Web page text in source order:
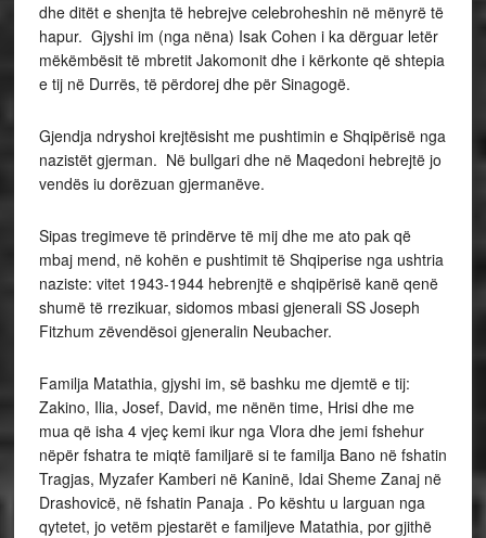
dhe ditët e shenjta të hebrejve celebroheshin në mënyrë të
hapur. Gjyshi im (nga nëna) Isak Cohen i ka dërguar letër
mëkëmbësit të mbretit Jakomonit dhe i kërkonte që shtepia
e tij në Durrës, të përdorej dhe për Sinagogë.
Gjendja ndryshoi krejtësisht me pushtimin e Shqipërisë nga
nazistët gjerman. Në bullgari dhe në Maqedoni hebrejtë jo
vendës iu dorëzuan gjermanëve.
Sipas tregimeve të prindërve të mij dhe me ato pak që
mbaj mend, në kohën e pushtimit të Shqiperise nga ushtria
naziste: vitet 1943-1944 hebrenjtë e shqipërisë kanë qenë
shumë të rrezikuar, sidomos mbasi gjenerali SS Joseph
Fitzhum zëvendësoi gjeneralin Neubacher.
Familja Matathia, gjyshi im, së bashku me djemtë e tij:
Zakino, Ilia, Josef, David, me nënën time, Hrisi dhe me
mua që isha 4 vjeç kemi ikur nga Vlora dhe jemi fshehur
nëpër fshatra te miqtë familjarë si te familja Bano në fshatin
Tragjas, Myzafer Kamberi në Kaninë, Idai Sheme Zanaj në
Drashovicë, në fshatin Panaja . Po kështu u larguan nga
qytetet, jo vetëm pjestarët e familjeve Matathia, por gjithë